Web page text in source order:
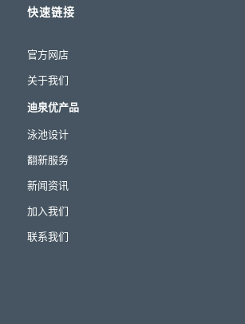
快速链接
官方网店
关于我们
迪泉优产品
泳池设计
翻新服务
新闻资讯
加入我们
联系我们